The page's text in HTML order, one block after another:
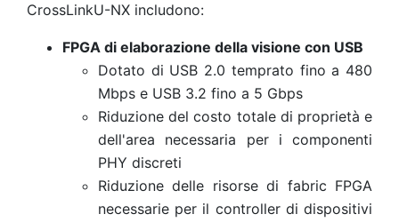
CrossLinkU-NX includono:
FPGA di elaborazione della visione con USB
Dotato di USB 2.0 temprato fino a 480
Mbps e USB 3.2 fino a 5 Gbps
Riduzione del costo totale di proprietà e
dell'area necessaria per i componenti
PHY discreti
Riduzione delle risorse di fabric FPGA
necessarie per il controller di dispositivi